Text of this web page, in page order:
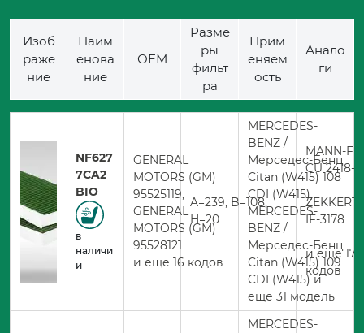
Изоб
раже
ние
Наим
енова
ние
ОЕМ
Разме
ры
фильт
ра
Прим
еняем
ость
Анало
ги
NF627
7CA2
BIO
в
наличи
и
GENERAL
MOTORS (GM)
95525119,
GENERAL
MOTORS (GM)
95528121
и еще 16 кодов
A=239, B=108,
H=20
MERCEDES-
BENZ /
Мерседес-Бенц
Citan (W415) 108
CDI (W415),
MERCEDES-
BENZ /
Мерседес-Бенц
Citan (W415) 109
CDI (W415) и
еще 31 модель
MANN-
CU 2418-2
ZEKKERT
IF-3178
и еще 170
кодов
MERCEDES-